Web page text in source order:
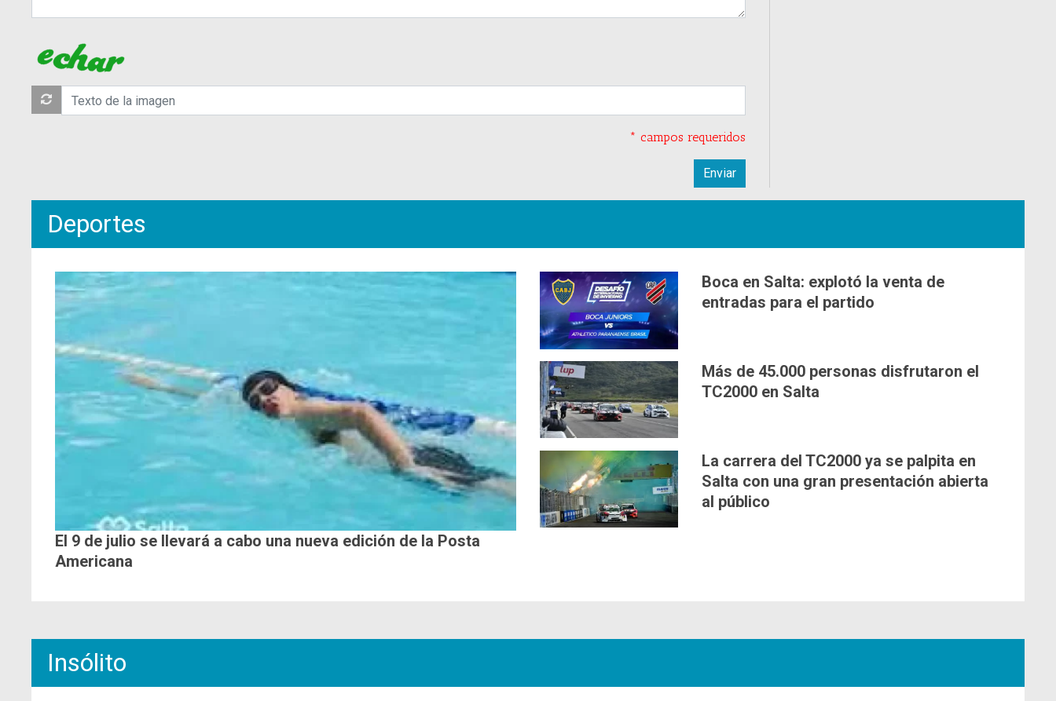
* campos requeridos
Deportes
El 9 de julio se llevará a cabo una nueva edición de la Posta
Americana
Boca en Salta: explotó la venta de
entradas para el partido
Más de 45.000 personas disfrutaron el
TC2000 en Salta
La carrera del TC2000 ya se palpita en
Salta con una gran presentación abierta
al público
Insólito